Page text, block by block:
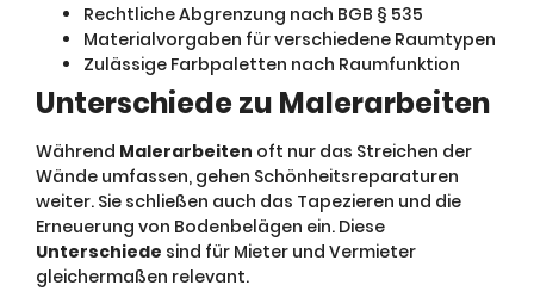
Rechtliche Abgrenzung nach BGB § 535
Materialvorgaben für verschiedene Raumtypen
Zulässige Farbpaletten nach Raumfunktion
Unterschiede zu Malerarbeiten
Während Malerarbeiten oft nur das Streichen der
Wände umfassen, gehen Schönheitsreparaturen
weiter. Sie schließen auch das Tapezieren und die
Erneuerung von Bodenbelägen ein. Diese
Unterschiede sind für Mieter und Vermieter
gleichermaßen relevant.